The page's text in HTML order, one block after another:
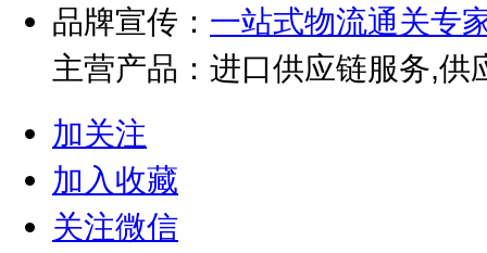
品牌宣传： 一站式物流通关专
主营产品：进口供应链服务,
储
加关注
加入收藏
关注微信